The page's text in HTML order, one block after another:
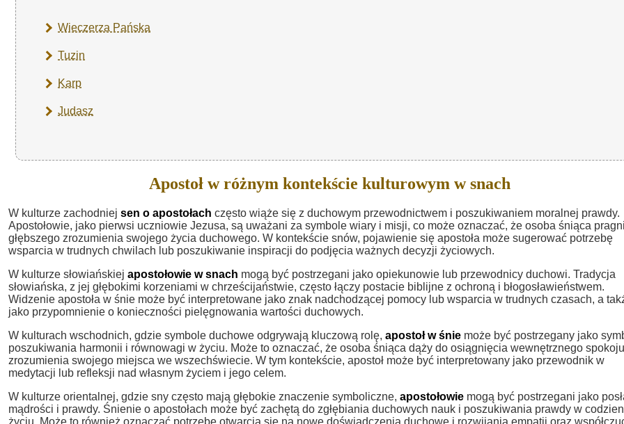
Wieczerza Pańska
Tuzin
Karp
Judasz
Apostoł w różnym kontekście kulturowym w snach
W kulturze zachodniej sen o apostołach często wiąże się z duchowym przewodnictwem i poszukiwaniem moralnej prawdy.
Apostołowie, jako pierwsi uczniowie Jezusa, są uważani za symbole wiary i misji, co może oznaczać, że osoba śniąca
głębszego zrozumienia swojego życia duchowego. W kontekście snów, pojawienie się apostoła może sugerować potrzebę
wsparcia w trudnych chwilach lub poszukiwanie inspiracji do podjęcia ważnych decyzji życiowych.
W kulturze słowiańskiej apostołowie w snach mogą być postrzegani jako opiekunowie lub przewodnicy duchowi. Tradycja
słowiańska, z jej głębokimi korzeniami w chrześcijaństwie, często łączy postacie biblijne z ochroną i błogosławieństwem.
Widzenie apostoła w śnie może być interpretowane jako znak nadchodzącej pomocy lub wsparcia w trudnych czasach, a
jako przypomnienie o konieczności pielęgnowania wartości duchowych.
W kulturach wschodnich, gdzie symbole duchowe odgrywają kluczową rolę, apostoł w śnie może być postrzegany jako
poszukiwania harmonii i równowagi w życiu. Może to oznaczać, że osoba śniąca dąży do osiągnięcia wewnętrznego
zrozumienia swojego miejsca we wszechświecie. W tym kontekście, apostoł może być interpretowany jako przewodnik w
medytacji lub refleksji nad własnym życiem i jego celem.
W kulturze orientalnej, gdzie sny często mają głębokie znaczenie symboliczne, apostołowie mogą być postrzegani jako
mądrości i prawdy. Śnienie o apostołach może być zachętą do zgłębiania duchowych nauk i poszukiwania prawdy w
życiu. Może to również oznaczać potrzebę otwarcia się na nowe doświadczenia duchowe i rozwijania empatii oraz